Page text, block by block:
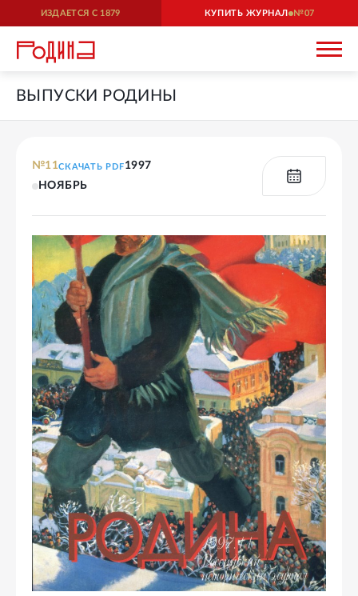
ИЗДАЕТСЯ С 1879 КУПИТЬ ЖУРНАЛ 07
ВЫПУСКИ РОДИНЫ
№11СКАЧАТЬ PDF1997
НОЯБРЬ